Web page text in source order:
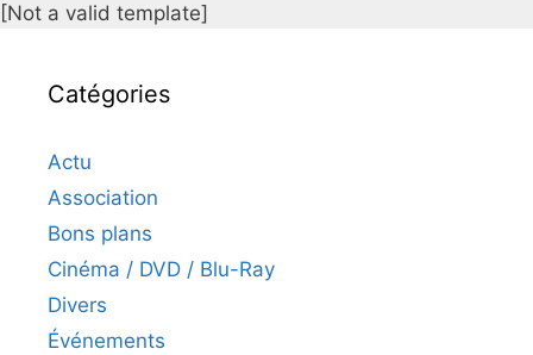
[Not a valid template]
Catégories
Actu
Association
Bons plans
Cinéma / DVD / Blu-Ray
Divers
Événements